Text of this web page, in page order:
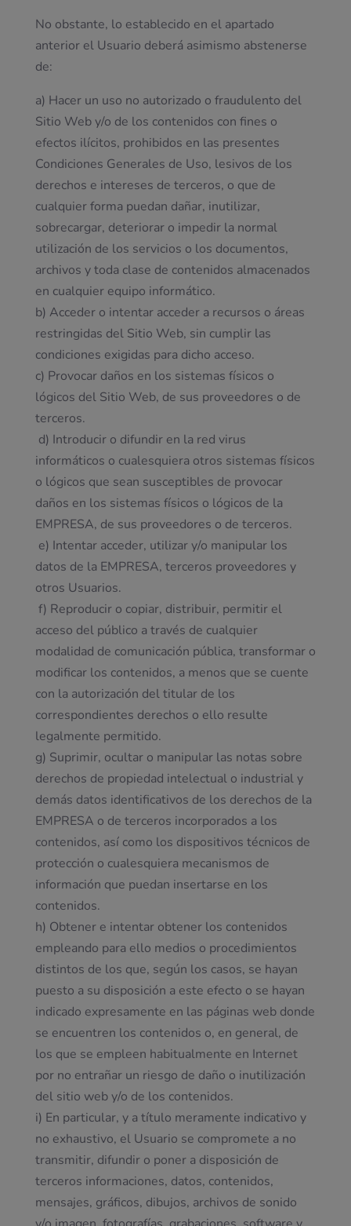
No obstante, lo establecido en el apartado
anterior el Usuario deberá asimismo abstenerse
de:
a) Hacer un uso no autorizado o fraudulento del
Sitio Web y/o de los contenidos con fines o
efectos ilícitos, prohibidos en las presentes
Condiciones Generales de Uso, lesivos de los
derechos e intereses de terceros, o que de
cualquier forma puedan dañar, inutilizar,
sobrecargar, deteriorar o impedir la normal
utilización de los servicios o los documentos,
archivos y toda clase de contenidos almacenados
en cualquier equipo informático.
b) Acceder o intentar acceder a recursos o áreas
restringidas del Sitio Web, sin cumplir las
condiciones exigidas para dicho acceso.
c) Provocar daños en los sistemas físicos o
lógicos del Sitio Web, de sus proveedores o de
terceros.
d) Introducir o difundir en la red virus
informáticos o cualesquiera otros sistemas físicos
o lógicos que sean susceptibles de provocar
daños en los sistemas físicos o lógicos de la
EMPRESA, de sus proveedores o de terceros.
e) Intentar acceder, utilizar y/o manipular los
datos de la EMPRESA, terceros proveedores y
otros Usuarios.
f) Reproducir o copiar, distribuir, permitir el
acceso del público a través de cualquier
modalidad de comunicación pública, transformar o
modificar los contenidos, a menos que se cuente
con la autorización del titular de los
correspondientes derechos o ello resulte
legalmente permitido.
g) Suprimir, ocultar o manipular las notas sobre
derechos de propiedad intelectual o industrial y
demás datos identificativos de los derechos de la
EMPRESA o de terceros incorporados a los
contenidos, así como los dispositivos técnicos de
protección o cualesquiera mecanismos de
información que puedan insertarse en los
contenidos.
h) Obtener e intentar obtener los contenidos
empleando para ello medios o procedimientos
distintos de los que, según los casos, se hayan
puesto a su disposición a este efecto o se hayan
indicado expresamente en las páginas web donde
se encuentren los contenidos o, en general, de
los que se empleen habitualmente en Internet
por no entrañar un riesgo de daño o inutilización
del sitio web y/o de los contenidos.
i) En particular, y a título meramente indicativo y
no exhaustivo, el Usuario se compromete a no
transmitir, difundir o poner a disposición de
terceros informaciones, datos, contenidos,
mensajes, gráficos, dibujos, archivos de sonido